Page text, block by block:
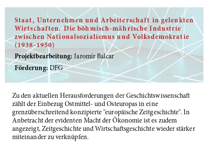
Staat, Unternehmen und Arbeiterschaft in gelenkten
Wirtschaften. Die böhmisch-mährische Industrie
zwischen Nationalsozialismus und Volksdemokratie
(1938-1950)
Projektbearbeitung: Jaromír Balcar
Förderung:DFG
Zu den aktuellen Herausforderungen der Geschichtswissenschaft
zählt der Einbezug Ostmittel- und Osteuropas in eine
grenzüberschreitend konzipierte "europäische Zeitgeschichte". In
Anbetracht der evidenten Macht der Ökonomie ist es zudem
angezeigt, Zeitgeschichte und Wirtschaftsgeschichte wieder stärker
miteinander zu verknüpfen.